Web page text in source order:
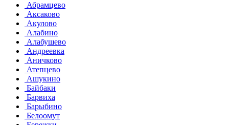
Абрамцево
Аксаково
Акулово
Алабино
Алабушево
Андреевка
Аничково
Атепцево
Ашукино
Байбаки
Барвиха
Барыбино
Белоомут